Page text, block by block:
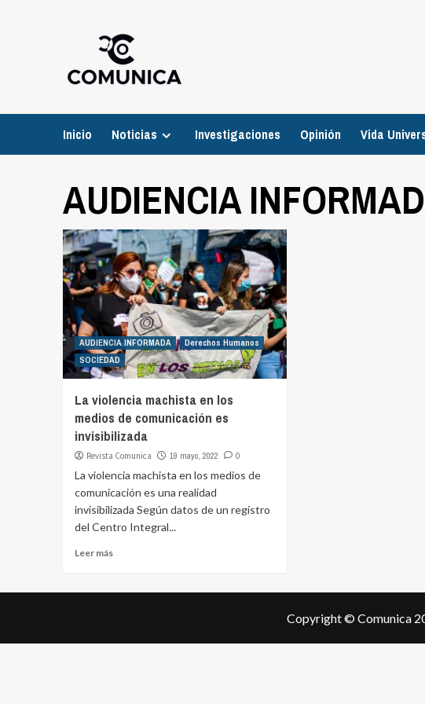
Inicio Noticias Investigaciones Opinión Vida
AUDIENCIA
AUDIENCIA INFORMADA
Derechos Humanos
SOCIEDAD
La violencia machista en los
medios de comunicación es
invisibilizada
Revista Comunica 19 mayo, 2022 0
La violencia machista en los medios de
comunicación es una realidad
invisibilizada Según datos de un registro
del Centro Integral...
Leer más
Copyright © Comunica